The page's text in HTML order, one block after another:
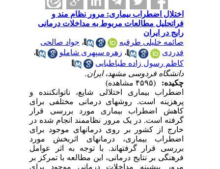
اختلال اضطراب بیماری: مرور نظام مند و
فراتحلیل مطالعات مربوط به مداخلات درمانی
رایج در ایران
صائمه خلیلی طرقبه
،جواد صالحی
فدردی
،زهره سپهری شاملو
،
کاظم رسول زاده طباطبایی
دانشگاه فردوسی مشهد، ایران.
چکیده:
اضطراب بیماری اختلالی شایع، ناتوان­کننده و
پرهزینه است. روش­های درمانی مختلفی برای
کاهش اضطراب بیماری مورد بررسی قرار
گرفته است. در یک مرور نظام­مند انجام شده در
خارج از کشور بر روی درمان­های موجود برای
اضطراب بیماری، درمان­های اثربخش مورد
بررسی قرار گرفته­اند. با توجه به اثر عوامل
فرهنگی بر نتایج درمانی، این مطالعه با تمرکز بر
مرور پیشینه مداخلات درمانی موجود برای